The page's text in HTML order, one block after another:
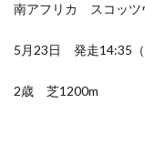
南アフリカ スコッツ
5月23日 発走14:35（
2歳 芝1200m